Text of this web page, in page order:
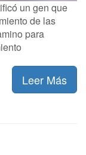
un gen que
de las
para
Leer Más